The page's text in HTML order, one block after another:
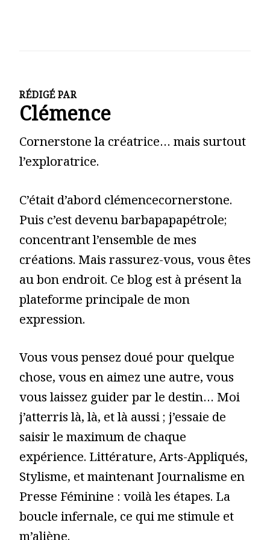
RÉDIGÉ PAR
Clémence
Cornerstone la créatrice… mais surtout
l’exploratrice.
C’était d’abord clémencecornerstone.
Puis c’est devenu barbapapapétrole;
concentrant l’ensemble de mes
créations. Mais rassurez-vous, vous êtes
au bon endroit. Ce blog est à présent la
plateforme principale de mon
expression.
Vous vous pensez doué pour quelque
chose, vous en aimez une autre, vous
vous laissez guider par le destin… Moi
j’atterris là, là, et là aussi ; j’essaie de
saisir le maximum de chaque
expérience. Littérature, Arts-Appliqués,
Stylisme, et maintenant Journalisme en
Presse Féminine : voilà les étapes. La
boucle infernale, ce qui me stimule et